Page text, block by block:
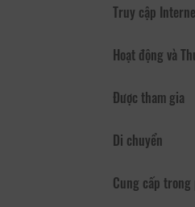
Truy cập
Hoạt động và
Được tham gia
Di chuyển
Cung cấp trong